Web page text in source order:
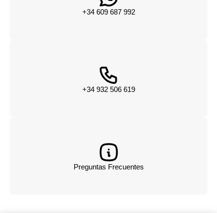
+34 609 687 992
+34 932 506 619
Preguntas Frecuentes